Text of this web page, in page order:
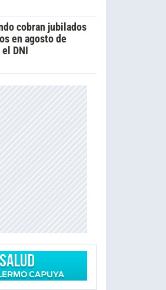
cobran jubilados
en agosto de
DNI